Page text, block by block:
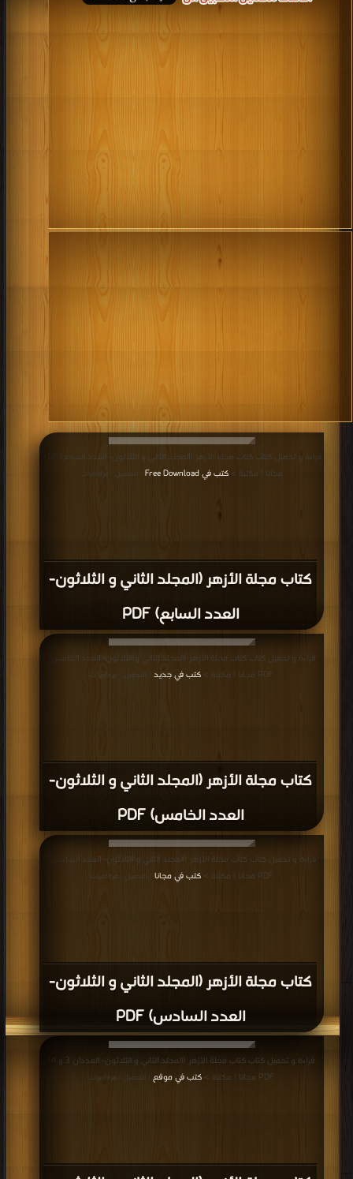
كتاب مجلة الأزهر (المجلد الثاني و الثلاثون-
العدد السابع) PDF
مجانا | مكتبة >كتب في Free Download | التحميل : مرة/مرات
كتاب مجلة الأزهر (المجلد الثاني و الثلاثون-
العدد الخامس) PDF
قراءة و تحميل كتاب كتاب مجلة الأزهر (المجلد الثاني و الثلاثون- العدد الخامس)
PDF مجانا | مكتبة >
كتب في جديد | التحميل : مرة/مرات
كتاب مجلة الأزهر (المجلد الثاني و الثلاثون-
العدد السادس) PDF
قراءة و تحميل كتاب كتاب مجلة الأزهر (المجلد الثاني و الثلاثون- العدد السادس)
PDF مجانا | مكتبة >
كتب في مجانا | التحميل : مرة/مرات
PDF مجانا | مكتبة >
كتب في موقع | التحميل : مرة/مرات